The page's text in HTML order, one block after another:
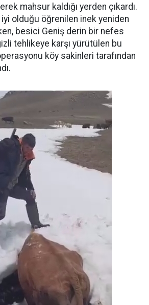
mahsur kaldığı yerden çıkardı.
olduğu öğrenilen inek yeniden
besici Geniş derin bir nefes
tehlikeye karşı yürütülen bu
köy sakinleri tarafından